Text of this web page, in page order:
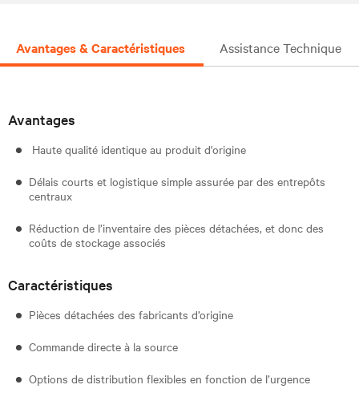
Avantages & Caractéristiques Assistance Technique
Avantages
Haute qualité identique au produit d'origine
Délais courts et logistique simple assurée par des entrepôts
centraux
Réduction de l’inventaire des pièces détachées, et donc des
coûts de stockage associés
Caractéristiques
Pièces détachées des fabricants d’origine
Commande directe à la source
Options de distribution flexibles en fonction de l’urgence